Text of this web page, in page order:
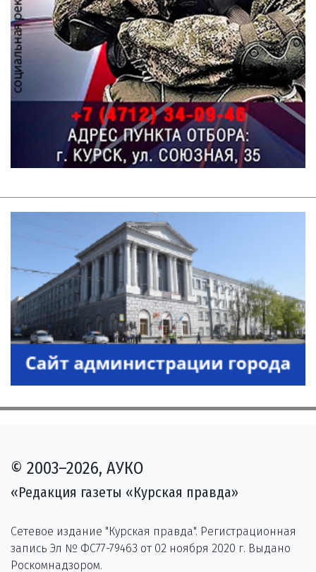
© 2003–2026, АУКО
«Редакция газеты «Курская правда»
Сетевое издание "Курская правда". Регистрационная
запись Эл № ФС77-79463 от 02 ноября 2020 г. Выдано
Роскомнадзором.